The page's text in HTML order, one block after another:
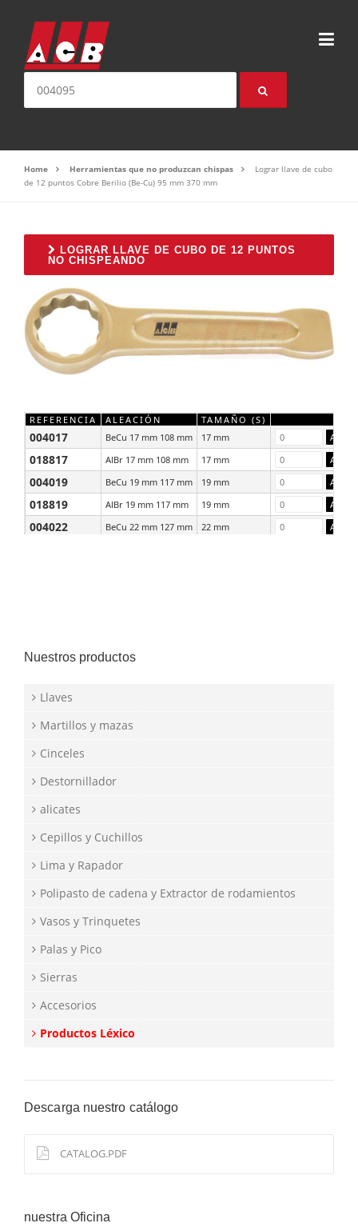
Home Herramientas que no produzcan chispas
Lograr llave de cubo
de 12 puntos Cobre Berilio (Be-Cu) 95 mm 370 mm
LOGRAR LLAVE DE CUBO DE 12 PUNTOS
NO CHISPEANDO
REFERENCIA ALEACIÓN TAMAÑO (S)
004017 BeCu 17 mm 108 mm 17 mm
018817 AlBr 17 mm 108 mm 17 mm
004019 BeCu 19 mm 117 mm 19 mm
018819 AlBr 19 mm 117 mm 19 mm
004022 BeCu 22 mm 127 mm 22 mm
Nuestros productos
Llaves
Martillos y mazas
Cinceles
Destornillador
alicates
Cepillos y Cuchillos
Lima y Rapador
Polipasto de cadena y Extractor de rodamientos
Vasos y Trinquetes
Palas y Pico
Sierras
Accesorios
Productos Léxico
Descarga nuestro catálogo
CATALOG.PDF
nuestra Oficina